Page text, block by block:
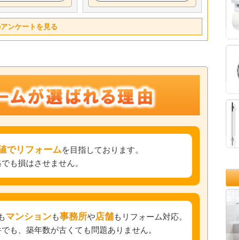
ンケートを見る
でリフォームを目指しております。
も損はさせません。
マンションも事務所や店舗もリフォーム対応。
も、築年数が古くても問題ありません。